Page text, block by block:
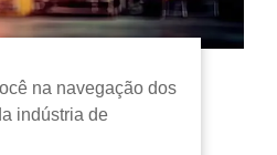
na navegação dos
indústria de